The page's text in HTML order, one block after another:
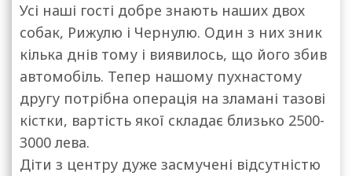
Усі наші гості добре знають наших двох
собак, Рижулю і Чернулю. Один з них зник
кілька днів тому і виявилось, що його збив
автомобіль. Тепер нашому пухнастому
другу потрібна операція на зламані тазові
кістки, вартість якої складає близько 2500-
3000 лева.
Діти з центру дуже засмучені відсутністю